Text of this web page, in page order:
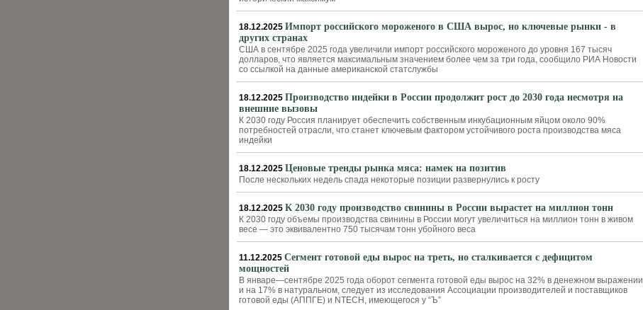
18.12.2025 Импорт российского мороженого в США вырос, но ключевые рынки - в
других странах
США в сентябре 2025 года увеличили импорт российского мороженого до уровня 167 тысяч
долларов, что является максимальным значением более чем за три года, сообщило РИА Новости
со ссылкой на данные американской статслужбы
18.12.2025 Производство индейки в России продолжит рост до 2030 года несмотря на
внешние вызовы
К 2030 году Россия планирует обеспечить собственным инкубационным яйцом около 90%
потребностей отрасли, что станет ключевым фактором устойчивого роста производства мяса
индейки
18.12.2025 Ценовые тренды рынка мяса: намек на позитив
После нескольких недель спада некоторые позиции развернулись к росту
18.12.2025 К 2030 году производство свинины в России вырастет на миллион тонн
К 2030 году объемы производства свинины в России могут увеличиться на миллион тонн в живом
весе — это эквивалентно 750 тысячам тонн убойного веса
11.12.2025 Сегмент готовой еды вырос на треть, но сталкивается с дефицитом
мощностей
В январе—сентябре 2025 года оборот сегмента готовой еды вырос на 32% в денежном выражении
и на 17% в натуральном, следует из исследования Ассоциации производителей и поставщиков
готовой еды (АППГЕ) и NTECH, имеющегося у “Ъ”